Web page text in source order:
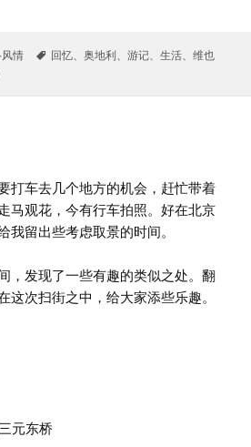
情
标
回忆、奥地利、游记、生活、维也
“月 － 三国四地游 之二
打车去几个地方的机会，赶忙带着
马观花，今有行车拍照。好在北京
我留出些考虑取景的时间。
，发现了一些有趣的类似之处。翻
这次扫街之中，给大家添些乐趣。
元东桥